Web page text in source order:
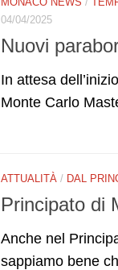
04/04/2025
Nuovi
In attesa
Monte Carlo
ATTUALITÀ / DAL
Principato di
Anche nel
sappiamo bene